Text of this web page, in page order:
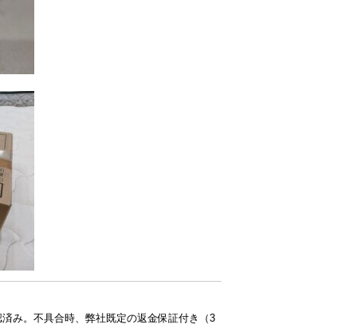
み。不具合時、弊社既定の返金保証付き（3